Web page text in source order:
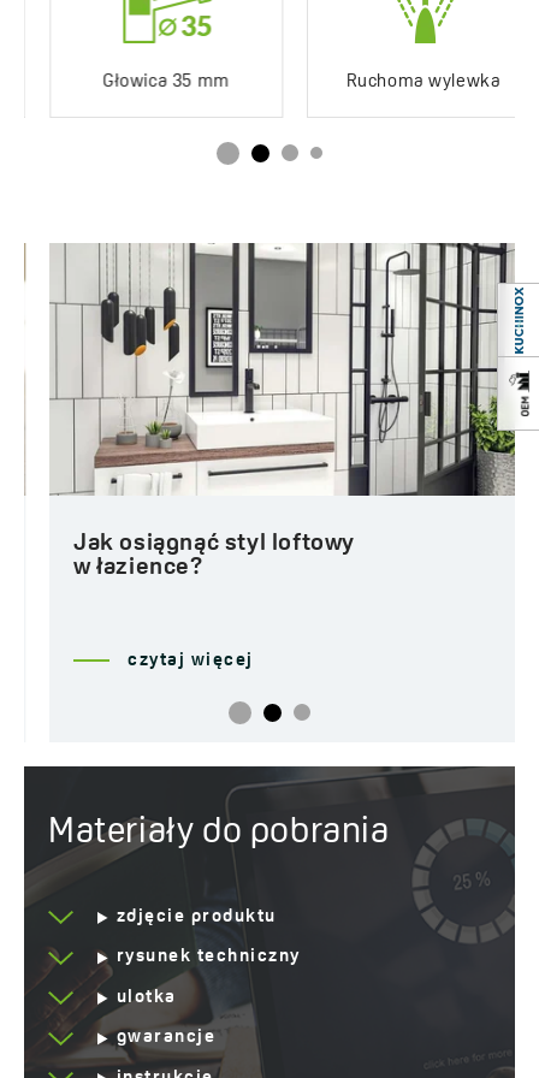
Głowica 35 mm Ruchoma wylewka
Jak osiągnąć styl loftowy
w łazience?
czytaj więcej
Materiały do pobrania
zdjęcie produktu
rysunek techniczny
ulotka
gwarancje